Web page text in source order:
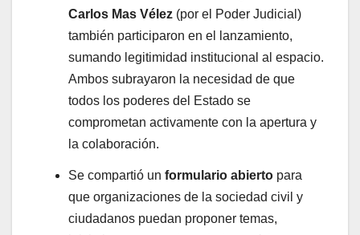
Carlos Mas Vélez (por el Poder Judicial)
también participaron en el lanzamiento,
sumando legitimidad institucional al espacio.
Ambos subrayaron la necesidad de que
todos los poderes del Estado se
comprometan activamente con la apertura y
la colaboración.
Se compartió un formulario abierto para
que organizaciones de la sociedad civil y
ciudadanos puedan proponer temas,